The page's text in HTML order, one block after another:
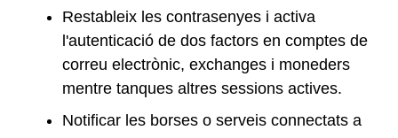
Restableix les contrasenyes i activa
l'autenticació de dos factors en comptes de
correu electrònic, exchanges i moneders
mentre tanques altres sessions actives.
Notificar les borses o serveis connectats a